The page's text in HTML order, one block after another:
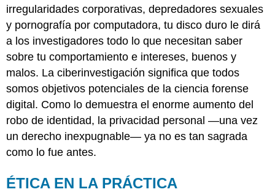
irregularidades corporativas, depredadores sexuales
y pornografía por computadora, tu disco duro le dirá
a los investigadores todo lo que necesitan saber
sobre tu comportamiento e intereses, buenos y
malos. La ciberinvestigación significa que todos
somos objetivos potenciales de la ciencia forense
digital. Como lo demuestra el enorme aumento del
robo de identidad, la privacidad personal —una vez
un derecho inexpugnable— ya no es tan sagrada
como lo fue antes.
ÉTICA EN LA PRÁCTICA